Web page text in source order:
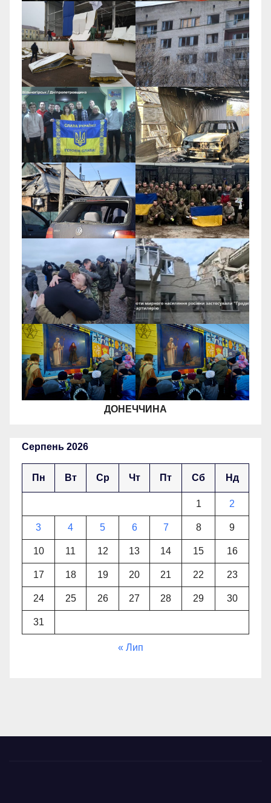
ДОНЕЧЧИНА
Серпень 2026
Пн Вт Ср Чт Пт Сб Нд
1 2
3 4 5 6 7 8 9
10 11 12 13 14 15 16
17 18 19 20 21 22 23
24 25 26 27 28 29 30
31
« Лип